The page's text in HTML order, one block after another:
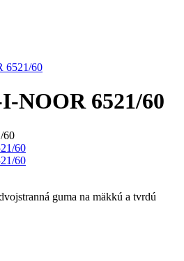
6521/60
NOOR 6521/60
60
guma na mäkkú a tvrdú